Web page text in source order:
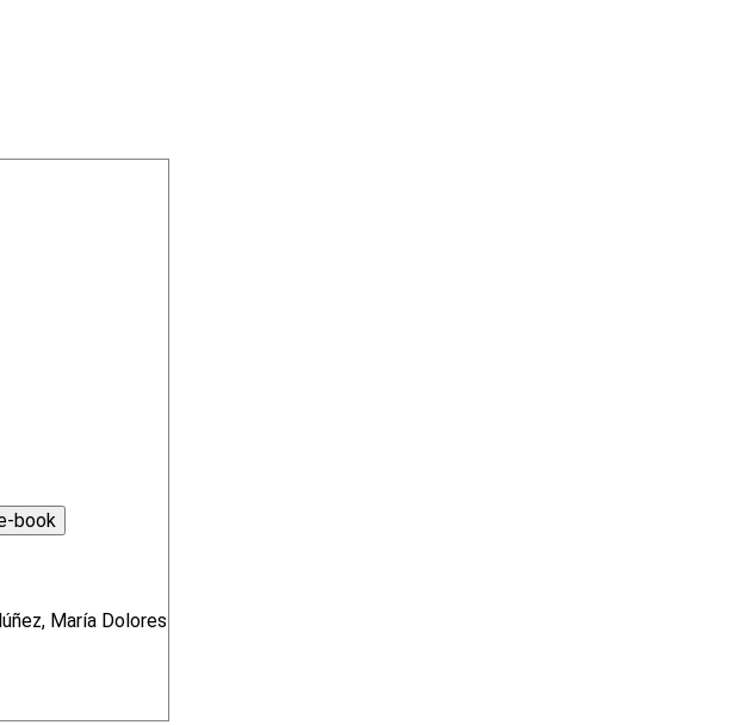
María Dolores